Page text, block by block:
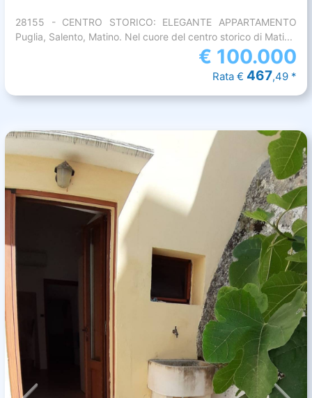
28155 - CENTRO STORICO: ELEGANTE APPARTAMENTO
Puglia, Salento, Matino. Nel cuore del centro storico di Mati...
€ 100.000
Rata € 467,49 *